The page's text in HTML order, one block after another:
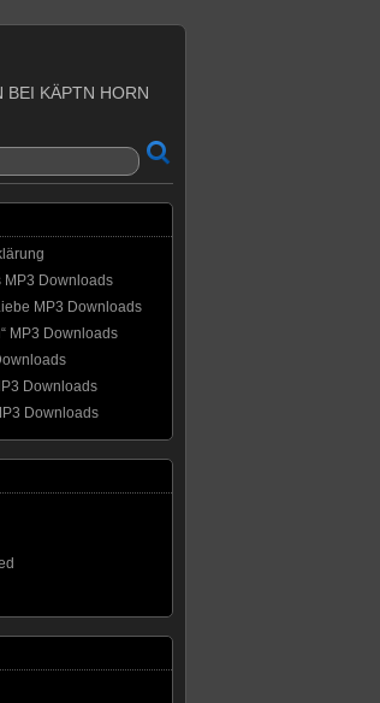
BEI KÄPTN HORN
MP3 Downloads
MP3 Downloads
MP3 Downloads
Downloads
Downloads